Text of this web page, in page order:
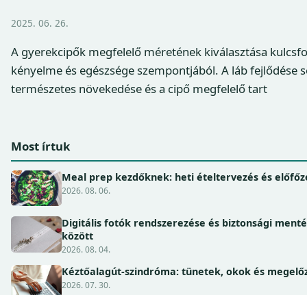
2025. 06. 26.
A gyerekcipők megfelelő méretének kiválasztása
kényelme és egészsége szempontjából. A láb fejlődése
természetes növekedése és a cipő megfelelő tart
Most írtuk
Meal prep kezdőknek: heti ételtervezés és
2026. 08. 06.
Digitális fotók rendszerezése és biztonsági
között
2026. 08. 04.
Kéztőalagút-szindróma: tünetek, okok és
2026. 07. 30.